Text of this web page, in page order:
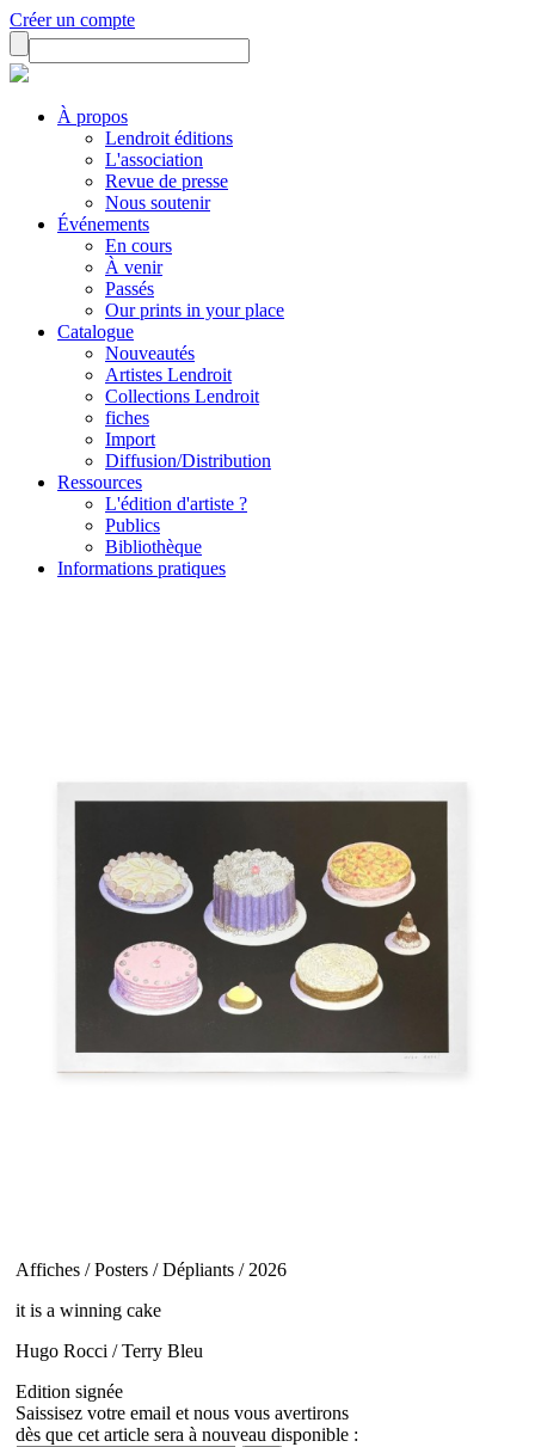
Créer un compte
À propos
Lendroit éditions
L'association
Revue de presse
Nous soutenir
Événements
En cours
À venir
Passés
Our prints in your place
Catalogue
Nouveautés
Artistes Lendroit
Collections Lendroit
fiches
Import
Diffusion/Distribution
Ressources
L'édition d'artiste ?
Publics
Bibliothèque
Informations pratiques
Affiches / Posters / Dépliants / 2026
it is a winning cake
Hugo Rocci / Terry Bleu
Edition signée
Saissisez votre email et nous vous avertirons
dès que cet article sera à nouveau disponible :